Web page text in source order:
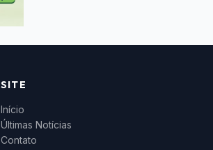
SITE
Início
Últimas Notícias
Contato